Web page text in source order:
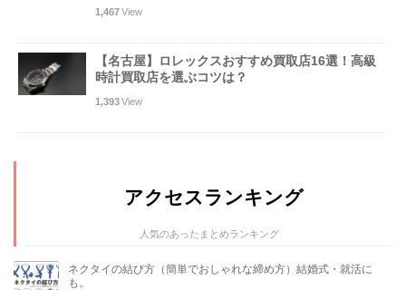
1,467View
【名古屋】ロレックスおすすめ買取店16選！高級
時計買取店を選ぶコツは？
1,393View
アクセスランキング
人気のあったまとめランキング
ネクタイの結び方（簡単でおしゃれな締め方）結婚式・就活に
も。